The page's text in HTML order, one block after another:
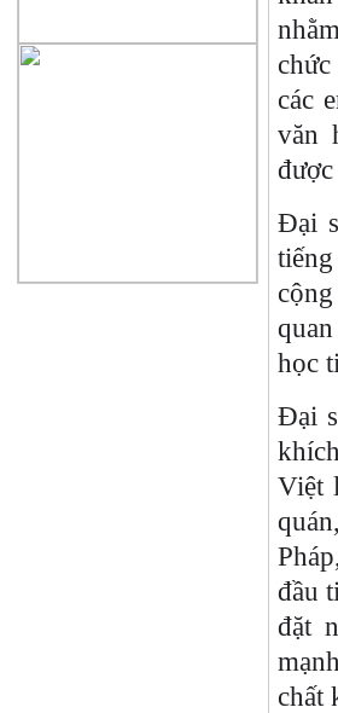
chức
các
văn
Đại
học
Đại
Việt
đầu
đặt
chất